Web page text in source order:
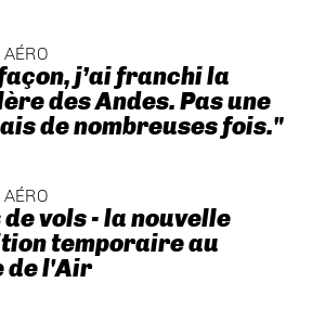
j’ai franchi la
des Andes. Pas une
de nombreuses fois."
vols - la nouvelle
temporaire au
de l'Air